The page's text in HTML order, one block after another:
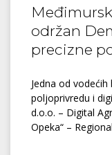
održan
precizne
Jedna od
poljoprivredu i
d.o.o. – Digital
Opeka“ –